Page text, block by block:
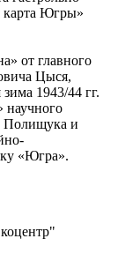
карта Югры»
от главного
Цыся,
1943/44 гг.
научного
Полищука и
«Югра».